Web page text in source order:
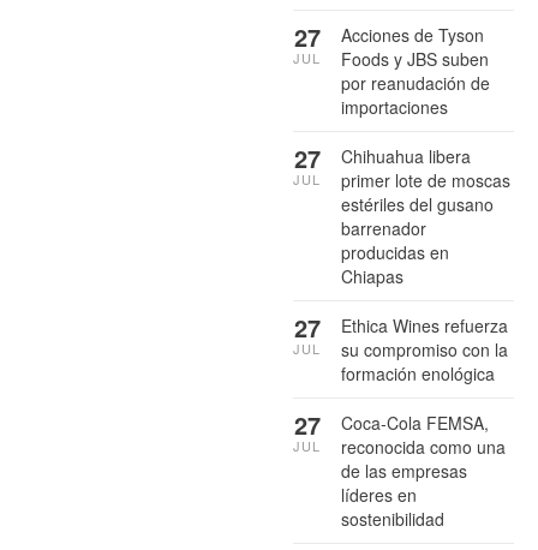
Acciones de Tyson
Foods y JBS suben
por reanudación de
importaciones
27
JUL
Chihuahua libera
primer lote de moscas
estériles del gusano
barrenador
producidas en
Chiapas
27
JUL
Ethica Wines refuerza
su compromiso con la
formación enológica
27
JUL
Coca-Cola FEMSA,
reconocida como una
de las empresas
líderes en
sostenibilidad
27
JUL